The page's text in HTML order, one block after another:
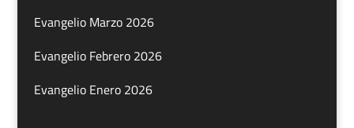
Evangelio Marzo 2026
Evangelio Febrero 2026
Evangelio Enero 2026